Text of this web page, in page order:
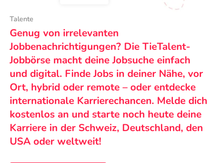
Talente
Genug von irrelevanten
Jobbenachrichtigungen? Die TieTalent-
Jobbörse macht deine Jobsuche einfach
und digital. Finde Jobs in deiner Nähe, vor
Ort, hybrid oder remote – oder entdecke
internationale Karrierechancen. Melde dich
kostenlos an und starte noch heute deine
Karriere in der Schweiz, Deutschland, den
USA oder weltweit!